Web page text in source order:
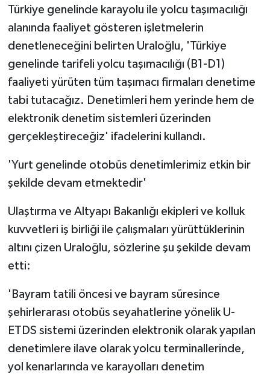
Türkiye genelinde karayolu ile yolcu taşımacılığı
alanında faaliyet gösteren işletmelerin
denetleneceğini belirten Uraloğlu, 'Türkiye
genelinde tarifeli yolcu taşımacılığı (B1-D1)
faaliyeti yürüten tüm taşımacı firmaları denetime
tabi tutacağız. Denetimleri hem yerinde hem de
elektronik denetim sistemleri üzerinden
gerçekleştireceğiz' ifadelerini kullandı.
'Yurt genelinde otobüs denetimlerimiz etkin bir
şekilde devam etmektedir'
Ulaştırma ve Altyapı Bakanlığı ekipleri ve kolluk
kuvvetleri iş birliği ile çalışmaları yürüttüklerinin
altını çizen Uraloğlu, sözlerine şu şekilde devam
etti:
'Bayram tatili öncesi ve bayram süresince
şehirlerarası otobüs seyahatlerine yönelik U-
ETDS sistemi üzerinden elektronik olarak yapılan
denetimlere ilave olarak yolcu terminallerinde,
yol kenarlarında ve karayolları denetim